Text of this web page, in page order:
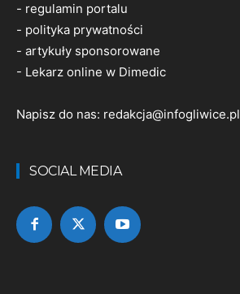
- regulamin portalu
- polityka prywatności
- artykuły sponsorowane
- Lekarz online w Dimedic
Napisz do nas: redakcja@infogliwice.pl
SOCIAL MEDIA